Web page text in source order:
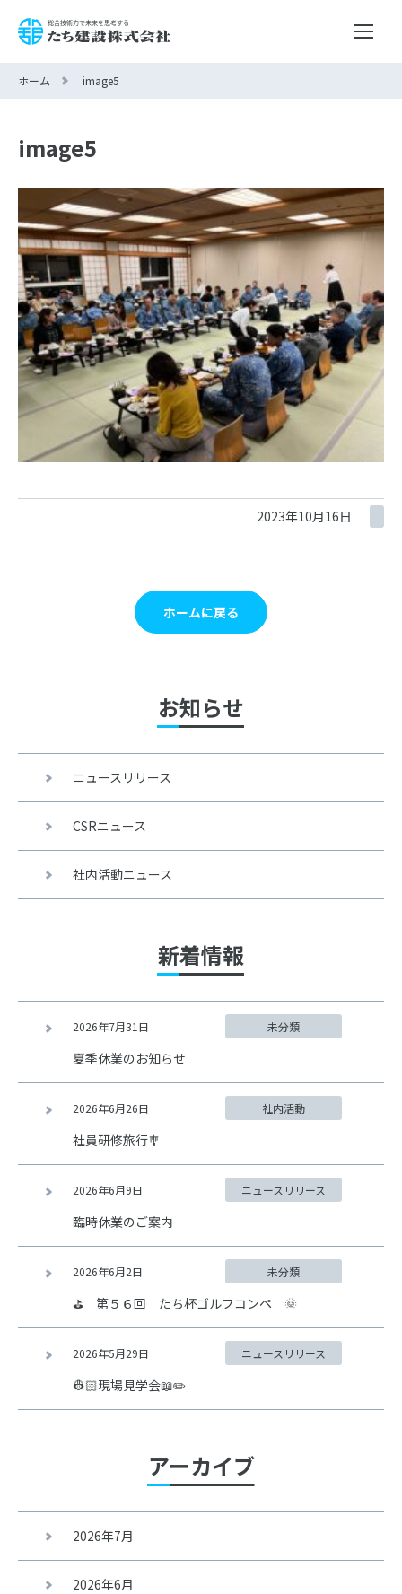
ホーム image5
image5
2023年10月16日
ホームに戻る
お知らせ
ニュースリリース
CSRニュース
社内活動ニュース
新着情報
2026年7月31日 未分類
夏季休業のお知らせ
2026年6月26日 社内活動
社員研修旅行🎐
2026年6月9日 ニュースリリース
臨時休業のご案内
2026年6月2日 未分類
⛳ 第５６回 たち杯ゴルフコンペ 🌞
2026年5月29日 ニュースリリース
👷🏻現場見学会📖✏️
アーカイブ
2026年7月
2026年6月